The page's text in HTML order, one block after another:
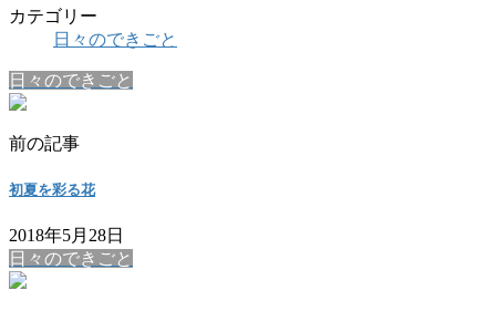
カテゴリー
日々のできごと
日々のできごと
前の記事
初夏を彩る花
2018年5月28日
日々のできごと